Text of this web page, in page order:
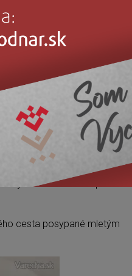
cesta. Jedia sa
– huspenina.
a okyslená nazývali
poliata roztopeným maslom a
šúľance
tvarohom, kapustou,
saHOLUBKY
cesta posypané mletým